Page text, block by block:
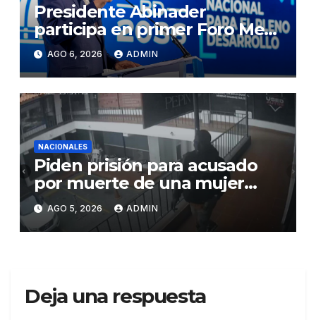
Presidente Abinader
participa en primer Foro Meta
RD 2036 con miras a impulsar
el crecimiento económico,
fortalecer las instituciones y
elevar la productividad
AGO 6, 2026 ADMIN
NACIONALES
Piden prisión para acusado
por muerte de una mujer
durante intento de robo en
plaza comercial en Piantini
AGO 5, 2026 ADMIN
Deja una respuesta